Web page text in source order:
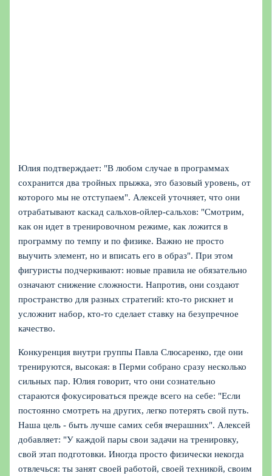
Юлия подтверждает: "В любом случае в программах
сохранится два тройных прыжка, это базовый уровень, от
которого мы не отступаем". Алексей уточняет, что они
отрабатывают каскад сальхов-ойлер-сальхов: "Смотрим,
как он идет в тренировочном режиме, как ложится в
программу по темпу и по физике. Важно не просто
выучить элемент, но и вписать его в образ". При этом
фигуристы подчеркивают: новые правила не обязательно
означают снижение сложности. Напротив, они создают
пространство для разных стратегий: кто-то рискнет и
усложнит набор, кто-то сделает ставку на безупречное
качество.
Конкуренция внутри группы Павла Слюсаренко, где они
тренируются, высокая: в Перми собрано сразу несколько
сильных пар. Юлия говорит, что они сознательно
стараются фокусироваться прежде всего на себе: "Если
постоянно смотреть на других, легко потерять свой путь.
Наша цель - быть лучше самих себя вчерашних". Алексей
добавляет: "У каждой пары свои задачи на тренировку,
свой этап подготовки. Иногда просто физически некогда
отвлечься: ты занят своей работой, своей техникой, своим